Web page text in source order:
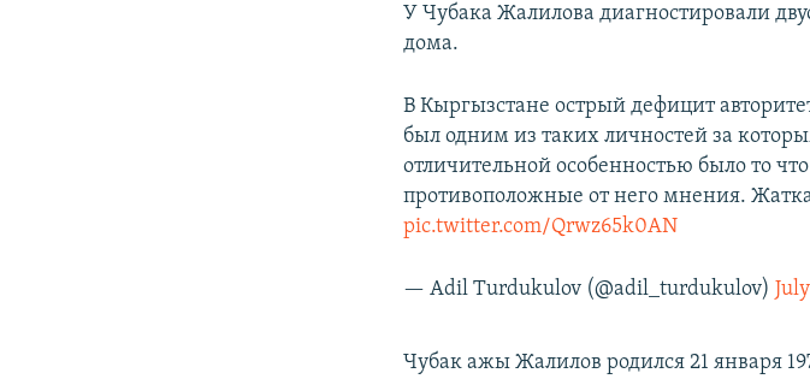
У Чубака Жалилова диагностировали
дома.
В Кыргызстане острый дефицит
был одним из таких личностей за
отличительной особенностью было то
противоположные от него мнения.
pic.twitter.com/Qrwz65k0AN
— Adil Turdukulov (@adil_turdukulov)
Чубак ажы Жалилов родился 21 января